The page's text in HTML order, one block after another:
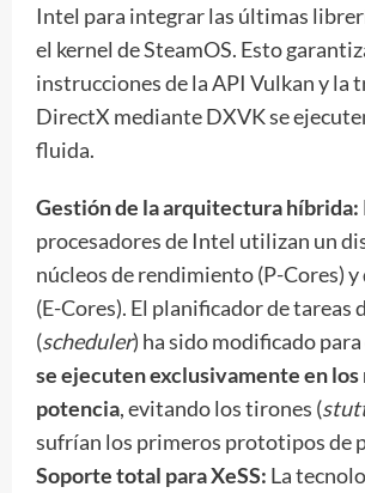
Intel para integrar las últimas
el kernel de SteamOS. Esto
instrucciones de la API Vulkan y la
DirectX mediante DXVK se
fluida.
Gestión de la arquitectura híbrida:
procesadores de Intel utilizan un
núcleos de rendimiento (P-Cores) y
(E-Cores). El planificador de tareas
(scheduler) ha sido modificado
se ejecuten exclusivamente en los
potencia, evitando los tirones (
sufrían los primeros prototipos de
Soporte total para XeSS: La